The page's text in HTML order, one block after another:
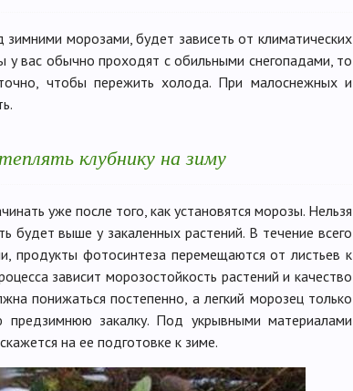
морозами, будет зависеть от климатических
у вас обычно проходят с обильными снегопадами, то
чтобы пережить холода. При малоснежных и
клубнику на зиму
уже после того, как установятся морозы. Нельзя
будет выше у закаленных растений. В течение всего
продукты фотосинтеза перемещаются от листьев к
зависит морозостойкость растений и качество
понижаться постепенно, а легкий морозец только
закалку. Под укрывными материалами
на ее подготовке к зиме.